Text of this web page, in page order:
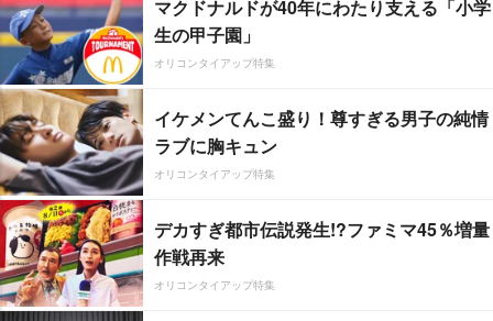
マクドナルドが40年にわたり支える「小学
生の甲子園」
オリコンタイアップ特集
イケメンてんこ盛り！尊すぎる男子の純情
ラブに胸キュン
オリコンタイアップ特集
デカすぎ都市伝説発生!?ファミマ45％増量
作戦再来
オリコンタイアップ特集